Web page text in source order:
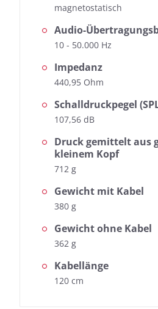
magnetostatisch
Audio-
10 - 50.000 Hz
Impedanz
440,95 Ohm
Schalldruckpegel
107,56 dB
Druck gemittelt aus
kleinem Kopf
712 g
Gewicht mit Kabel
380 g
Gewicht ohne Kabel
362 g
Kabellänge
120 cm